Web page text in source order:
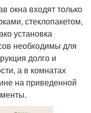
окна входят только
стеклопакетом,
установка
необходимы для
долго и
а в комнатах
на приведенной